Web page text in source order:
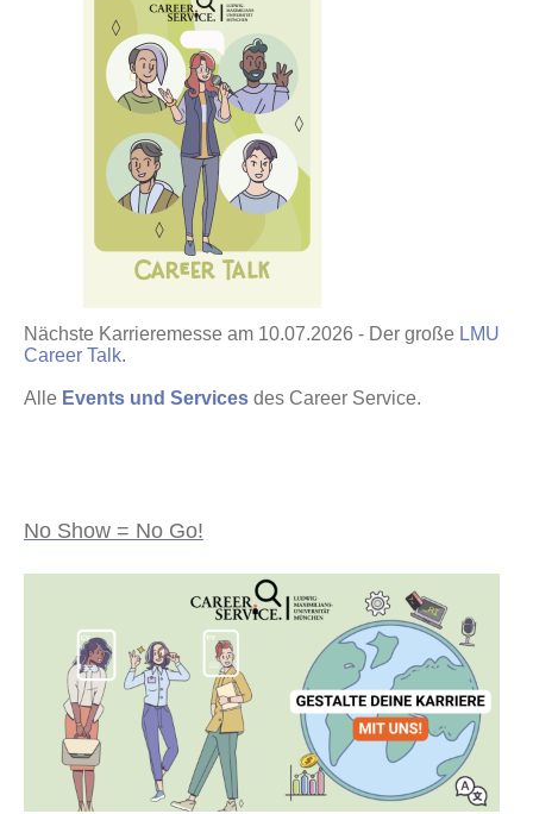
Nächste Karrieremesse am 10.07.2026 - Der große LMU
Career Talk.
Alle Events und Services des Career Service.
No Show = No Go!